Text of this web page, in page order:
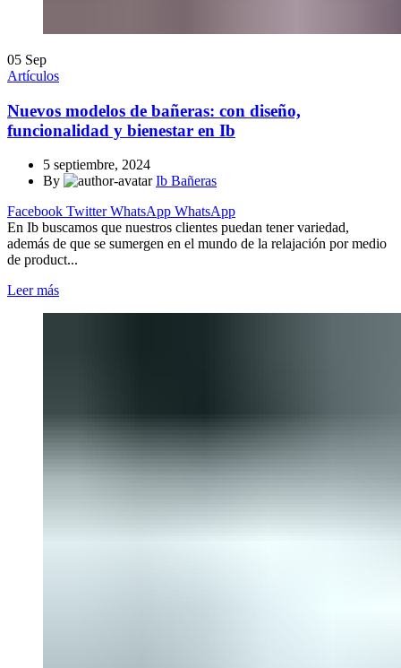
05 Sep
Artículos
Nuevos modelos de bañeras: con diseño,
funcionalidad y bienestar en Ib
5 septiembre, 2024
By
Ib Bañeras
Facebook Twitter WhatsApp WhatsApp
En Ib buscamos que nuestros clientes puedan tener variedad,
además de que se sumergen en el mundo de la relajación por medio
de product...
Leer más